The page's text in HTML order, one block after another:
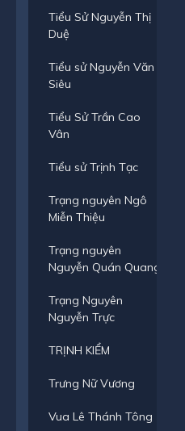
Tiểu Sử Nguyễn Thị
Duệ
Tiểu sử Nguyễn Văn
Siêu
Tiểu Sử Trần Cao
Vân
Tiểu sử Trịnh Tạc
Trạng nguyên Ngô
Miễn Thiệu
Trạng nguyên
Nguyễn Quán Quang
Trạng Nguyên
Nguyễn Trực
TRỊNH KIỂM
Trưng Nữ Vương
Vua Lê Thánh Tông